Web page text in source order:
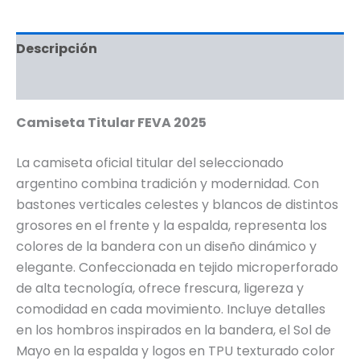
Descripción
Camiseta Titular FEVA 2025
La camiseta oficial titular del seleccionado
argentino combina tradición y modernidad. Con
bastones verticales celestes y blancos de distintos
grosores en el frente y la espalda, representa los
colores de la bandera con un diseño dinámico y
elegante. Confeccionada en tejido microperforado
de alta tecnología, ofrece frescura, ligereza y
comodidad en cada movimiento. Incluye detalles
en los hombros inspirados en la bandera, el Sol de
Mayo en la espalda y logos en TPU texturado color